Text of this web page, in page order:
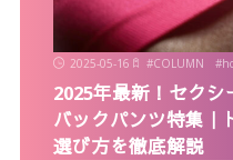
2025-05-16 #COLUMN #
2025年最新！セク
バックパンツ特集｜
選び方を徹底解説